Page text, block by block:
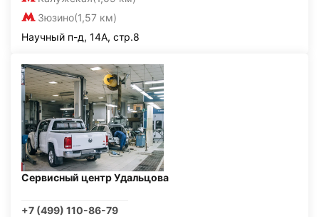
Зюзино(1,57 км)
Научный п-д, 14А, стр.8
Сервисный центр Удальцова
+7 (499) 110-86-79